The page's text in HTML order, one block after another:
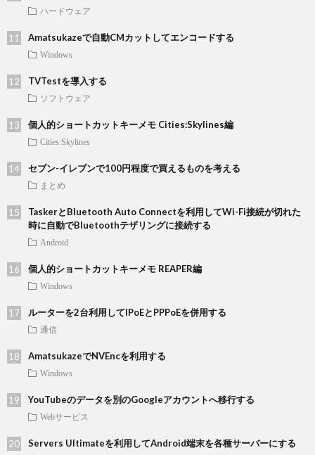
ハードウェア
Amatsukazeで自動CMカットしてエンコードする
Windows
TVTestを導入する
ソフトウェア
個人的ショートカットキーメモ Cities:Skylines編
Cities:Skylines
セブン-イレブンで100円程度で買えるものを考える
まとめ
TaskerとBluetooth Auto Connectを利用してWi-Fi接続が切れた
時に自動でBluetoothテザリングに接続する
Android
個人的ショートカットキーメモ REAPER編
Windows
ルーターを2台利用してIPoEとPPPoEを併用する
通信
AmatsukazeでNVEncを利用する
Windows
YouTubeのデータを別のGoogleアカウントへ移行する
Webサービス
Servers Ultimateを利用してAndroid端末を各種サーバーにする